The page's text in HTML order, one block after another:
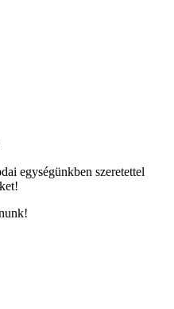
egységünkben szeretettel